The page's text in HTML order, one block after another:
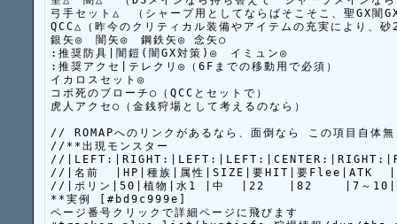
弓手セット△　（シャープ用としてならばそこそこ、聖GX闇
QCC△（昨今のクリティカル装備やアイテムの充実により、
銀矢◎　闇矢◎　鋼鉄矢◎ 念矢○
:推奨防具|闇鎧(闇GX対策)◎　イミュン◎
:推奨アクセ|テレクリ◎（6Fまでの移動用で必須）
イカロスセット◎
コボ死のブローチ○（QCCとセットで）
虎人アクセ○（金銭狩場として考えるのなら）
// ROMAPへのリンクがあるなら、面倒なら この項目自体無
//**出現モンスター
//
//|名前  |HP|種族|属性|SIZE|要HIT|要Flee|ATK
//|ポリン|50|植物|水1 |中  |22   |82    |7～
**実例 [#bd9c999e]
ページ番号クリックで詳細ページに飛びます